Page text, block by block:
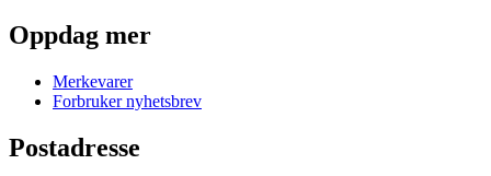
Oppdag mer
Merkevarer
Forbruker nyhetsbrev
Postadresse